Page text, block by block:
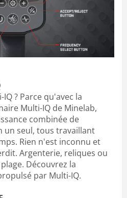
? Parce qu'avec la
Multi-IQ de Minelab,
combinée de
un seul, tous travaillant
Rien n'est inconnu et
Argenterie, reliques ou
Découvrez la
par Multi-IQ.